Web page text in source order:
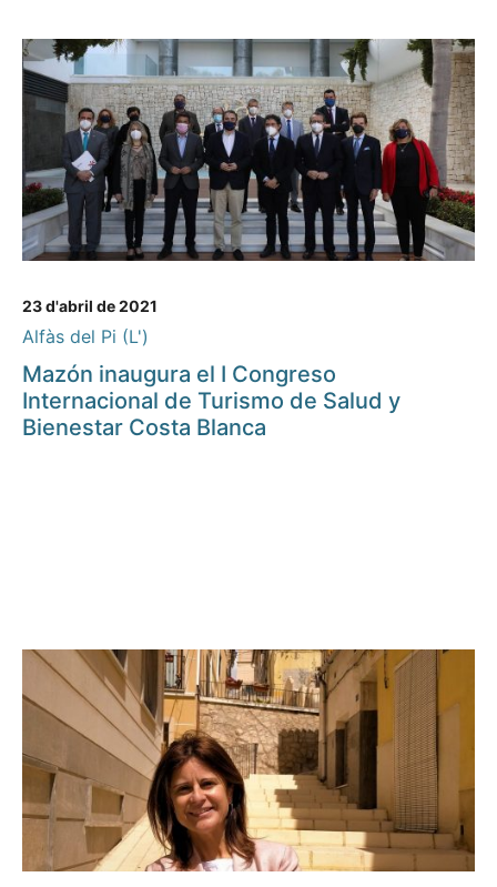
23 d'abril de 2021
Alfàs del Pi (L')
Mazón inaugura el I Congreso
Internacional de Turismo de Salud y
Bienestar Costa Blanca